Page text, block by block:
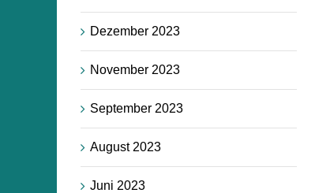
Dezember 2023
November 2023
September 2023
August 2023
Juni 2023